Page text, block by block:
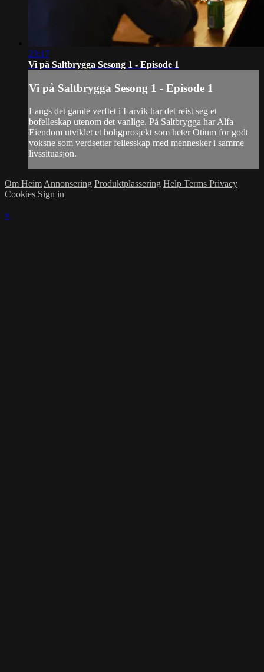
23:17
Vi på Saltbrygga Sesong 1 - Episode 1
Vi på Saltbrygga Sesong 1 - Episode 1
Langs det gamle verftet i Larvik har det reist seg et
bofelleskap utenom det vanlige. På Saltbrygga har Alfa
Eiendom utviklet et boligprosjekt som heter Otium for godt
voksne som verdsetter fellesskap med mennesker i samme
livssituasjon.
Om Heim Annonsering Produktplassering Help Terms Privacy
Cookies Sign in
×